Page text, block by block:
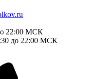
22:00 МСК
до 22:00 МСК